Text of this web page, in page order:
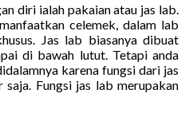
diri ialah pakaian atau jas lab.
celemek, dalam lab
Jas lab biasanya dibuat
di bawah lutut. Tetapi anda
karena fungsi dari jas
Fungsi jas lab merupakan